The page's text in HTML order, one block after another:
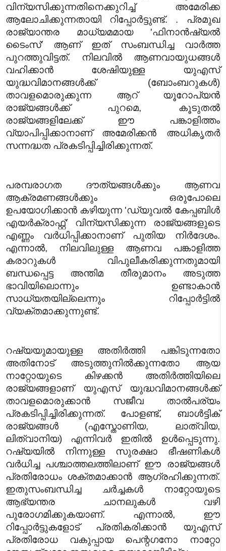
വിന്യസിക്കുന്നതിനെക്കുറിച്ച് അമേരിക്ക
ആലോചിക്കുന്നതായി റിപ്പോർട്ടുണ്ട്. . പ്രമുഖ
രാജ്യാന്തര മാധ്യമമായ 'ഫിനാൻഷ്യൽ
ടൈംസ്' ആണ് ഇത് സംബന്ധിച്ച വാർത്ത
പുറത്തുവിട്ടത്. നിലവിൽ ആണവായുധങ്ങൾ
വഹിക്കാൻ ശേഷിയുള്ള യുഎസ്
യുദ്ധവിമാനങ്ങൾക്ക് (ബോംബറുകൾ)
താവളമൊരുക്കുന്ന ആറ് യൂറോപ്യൻ
രാജ്യങ്ങൾക്ക് പുറമെ, കൂടുതൽ
രാജ്യങ്ങളിലേക്ക് ഈ പങ്കാളിത്തം
വ്യാപിപ്പിക്കാനാണ് അമേരിക്കൻ അധികൃതർ
സന്നദ്ധത പ്രകടിപ്പിച്ചിരിക്കുന്നത്.
പരമ്പരാഗത ദൗത്യങ്ങൾക്കും ആണവ
ആക്രമണങ്ങൾക്കും ഒരുപോലെ
ഉപയോഗിക്കാൻ കഴിയുന്ന 'ഡ്യുവൽ കേപ്പബിൾ
എയർക്രാഫ്റ്റ്' വിന്യസിക്കുന്ന രാജ്യങ്ങളുടെ
എണ്ണം വർധിപ്പിക്കാനാണ് പുതിയ നിർദേശം.
എന്നാൽ, നിലവിലുള്ള ആണവ പങ്കാളിത്ത
കരാറുകൾ വിപുലീകരിക്കുന്നതുമായി
ബന്ധപ്പെട്ട അന്തിമ തീരുമാനം അടുത്ത
ഭാവിയിലൊന്നും ഉണ്ടാകാൻ
സാധ്യതയില്ലെന്നും റിപ്പോർട്ടിൽ
വ്യക്തമാക്കുന്നുണ്ട്.
റഷ്യയുമായുള്ള അതിർത്തി പങ്കിടുന്നതോ
അതിനോട് അടുത്തുനിൽക്കുന്നതോ ആയ
നാറ്റോയുടെ കിഴക്കൻ അതിർത്തിയിലെ
രാജ്യങ്ങളാണ് യുഎസ് യുദ്ധവിമാനങ്ങൾക്ക്
താവളമൊരുക്കാൻ സജീവ താൽപര്യം
പ്രകടിപ്പിച്ചിരിക്കുന്നത്. പോളണ്ട്, ബാൾട്ടിക്
രാജ്യങ്ങൾ (എസ്തോണിയ, ലാത്വിയ,
ലിത്വാനിയ) എന്നിവർ ഇതിൽ ഉൾപ്പെടുന്നു.
റഷ്യയിൽ നിന്നുള്ള സുരക്ഷാ ഭീഷണികൾ
വർധിച്ച പശ്ചാത്തലത്തിലാണ് ഈ രാജ്യങ്ങൾ
പ്രതിരോധം ശക്തമാക്കാൻ ആഗ്രഹിക്കുന്നത്.
ഇതുസംബന്ധിച്ച ചർച്ചകൾ നാറ്റോയുടെ
ആഭ്യന്തര ചാനലുകൾ വഴി
പുരോഗമിക്കുകയാണ്. എന്നാൽ, ഈ
റിപ്പോർട്ടുകളോട് പ്രതികരിക്കാൻ യുഎസ്
പ്രതിരോധ വകുപ്പായ പെന്റഗനോ നാറ്റോ